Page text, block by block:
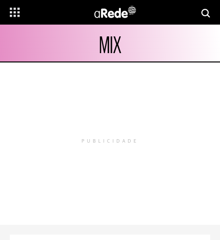
MIX
PUBLICIDADE